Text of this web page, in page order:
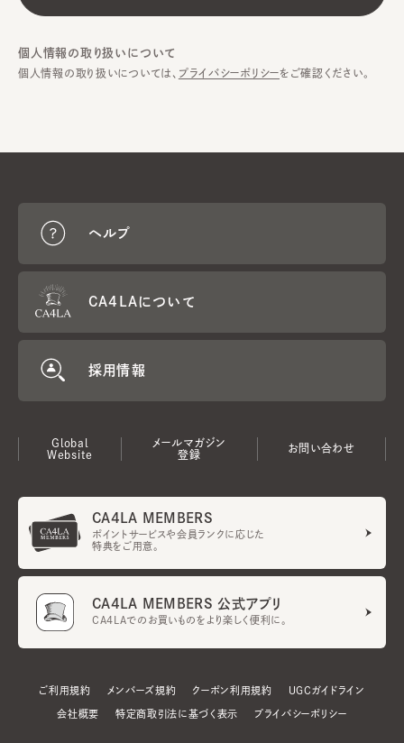
個人情報の取り扱いについて
個人情報の取り扱いについては、 プライバシーポリシーをご確認ください。
ヘルプ
CA4LAについて
採用情報
Global
Website
メールマガジン
登録
お問い合わせ
CA4LA MEMBERS
ポイントサービスや会員ランクに応じた
特典をご用意。
CA4LA MEMBERS 公式アプリ
CA4LAでのお買いものをより楽しく便利に。
ご利用規約 メンバーズ規約 クーポン利用規約 UGCガイドライン
会社概要 特定商取引法に基づく表示 プライバシーポリシー